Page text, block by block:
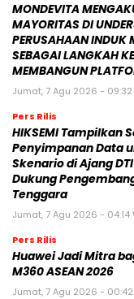
MONDEVITA
MAYORITAS DI
PERUSAHAAN INDUK
SEBAGAI LANGKAH
MEMBANGUN
Jumat, 7 Agu 2026 - 09:32
Pers Rilis
HIKSEMI Tampilkan
Penyimpanan Data
Skenario di Ajang
Dukung
Tenggara
Jumat, 7 Agu 2026 - 04:14
Pers Rilis
Huawei Jadi Mitra
M360 ASEAN 2026
Jumat, 7 Agu 2026 - 00:42